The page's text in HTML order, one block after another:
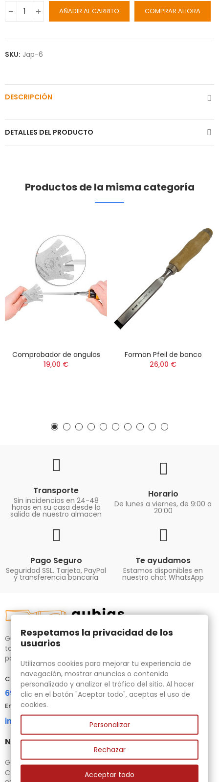
AÑADIR AL CARRITO COMPRAR AHORA
SKU: Jap-6
DESCRIPCIÓN
DETALLES DEL PRODUCTO
Productos de la misma categoría
Comprobador de angulos
19,00 €
Formon Pfeil de banco
26,00 €
Transporte
Sin incidencias en 24-48
horas en su casa desde la
salida de nuestro almacen
Horario
De lunes a viernes, de 9:00 a
20:00
Pago Seguro
Seguridad SSL. Tarjeta, PayPal
y transferencia bancaria
Te ayudamos
Estamos disponibles en
nuestro chat WhatsApp
Gubias.com.es, tu tienda especializada en talla de madera,
tornos para bricolaje y maquinaria para la madera auxiliar
para tus necesidades.
Contacta con nosotros
696 95 85 58
Email
info@gubias.com.es
Nuestra tienda
Ganiveteria Rius
C/ Goleta, 11
Respetamos la privacidad de los
usuarios
Utilizamos cookies para mejorar tu experiencia de
navegación, mostrar anuncios o contenido
personalizado y analizar el tráfico del sitio. Al hacer
clic en el botón "Aceptar todo", aceptas el uso de
cookies.
Personalizar
Rechazar
Acceptar todo